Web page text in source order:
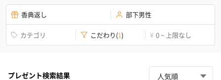
香典返し 部下男性
カテゴリ こだわり(1) ¥ 0 ~ 上限なし
プレゼント検索結果